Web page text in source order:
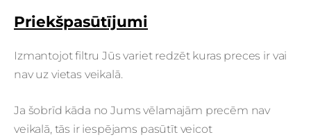
Priekšpasūtījumi
Izmantojot filtru Jūs variet redzēt kuras preces ir vai
nav uz vietas veikalā.
Ja šobrīd kāda no Jums vēlamajām precēm nav
veikalā, tās ir iespējams pasūtīt veicot